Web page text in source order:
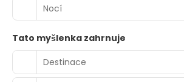
Nocí
Tato myšlenka zahrnuje
Destinace